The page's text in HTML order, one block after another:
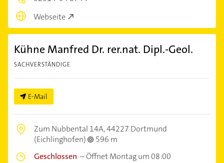
Webseite
Kühne Manfred Dr. rer.nat. Dipl.-Geol.
SACHVERSTÄNDIGE
E-Mail
Zum Nubbental 14A,44227 Dortmund
(Eichlinghofen)
596 m
Geschlossen –Öffnet Montag um 08:00